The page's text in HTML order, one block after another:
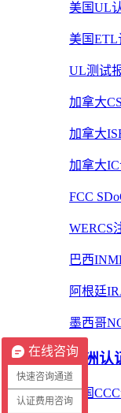
美国UL
美国ETL
UL测试
加拿大
加拿大
加拿大
FCC
WERCS
巴西
阿根廷
墨西哥
亚洲认
中国
在线咨询
快速咨询通道
认证费用咨询